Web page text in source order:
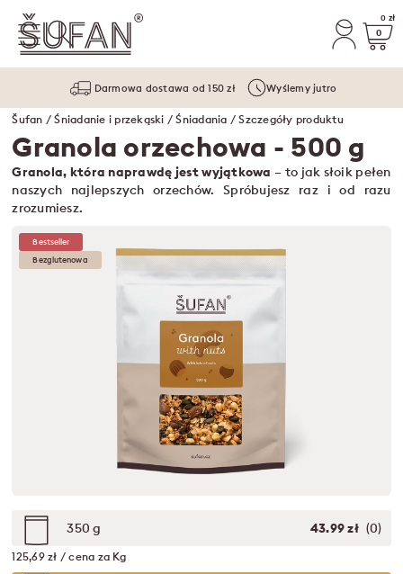
0 zł
0
Darmowa dostawa od 150 zł Wyślemy jutro
Šufan /Śniadanie i przekąski /Śniadania / Szczegóły produktu
Granola orzechowa - 500 g
Granola, która naprawdę jest wyjątkowa – to jak słoik pełen
naszych najlepszych orzechów. Spróbujesz raz i od razu
zrozumiesz.
Bestseller
Bezglutenowa
350 g 43.99 zł (0)
125,69 zł / cena za Kg